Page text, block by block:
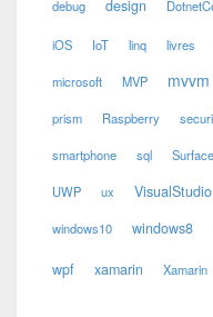
debug design
iOS IoT linq livres
microsoft MVP mvvm
prism Raspberry
smartphone sql Surface
UWP ux VisualStudio
windows10 windows8
wpf xamarin Xamarin